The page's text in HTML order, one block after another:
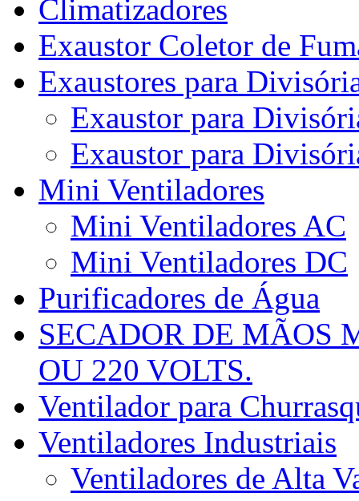
Climatizadores
Exaustor Coletor de
Exaustores para
Exaustor para
Exaustor para
Mini Ventiladores
Mini Ventiladores AC
Mini Ventiladores DC
Purificadores de Água
SECADOR DE MÃOS
OU 220 VOLTS.
Ventilador para
Ventiladores Industriais
Ventiladores de Alta